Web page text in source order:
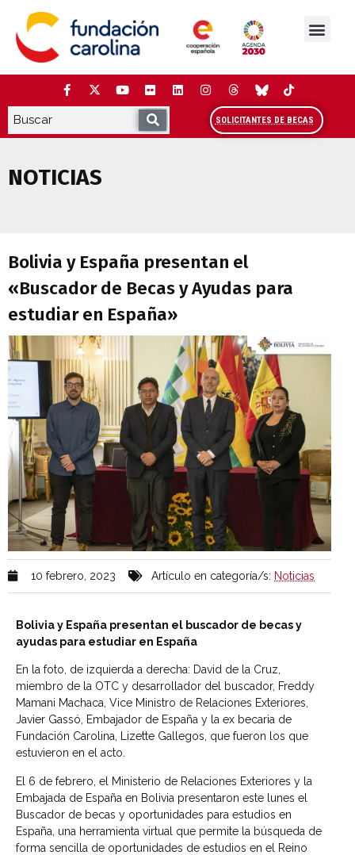
contenido
SOLICITANTES DE BECAS
NOTICIAS
Bolivia y España presentan el
«Buscador de Becas y Ayudas para
estudiar en España»
10 febrero, 2023 Artículo en categoría/s: Noticias
Bolivia y España presentan el buscador de becas y
ayudas para estudiar en España
En la foto, de izquierda a derecha: David de la Cruz,
miembro de la OTC y desarrollador del buscador, Freddy
Mamani Machaca, Vice Ministro de Relaciones Exteriores,
Javier Gassó, Embajador de España y la ex becaria de
Fundación Carolina, Lizette Gallegos, que fueron los que
estuvieron en el acto.
El 6 de febrero, el Ministerio de Relaciones Exteriores y la
Embajada de España en Bolivia presentaron este lunes el
Buscador de becas y oportunidades para estudios en
España, una herramienta virtual que permite la búsqueda de
forma sencilla de oportunidades de estudios en el Reino